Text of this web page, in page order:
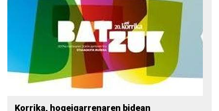
Korrika, hogeigarrenaren bidean